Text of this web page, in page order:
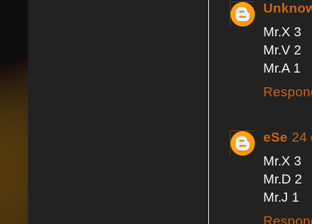
Mr.X 3
Mr.V 2
Mr.A 1
eSe 24
Mr.X 3
Mr.D 2
Mr.J 1